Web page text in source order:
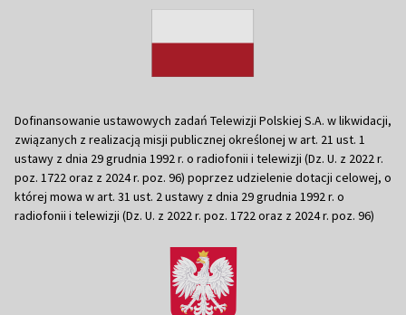
Dofinansowanie ustawowych zadań Telewizji Polskiej S.A. w likwidacji,
związanych z realizacją misji publicznej określonej w art. 21 ust. 1
ustawy z dnia 29 grudnia 1992 r. o radiofonii i telewizji (Dz. U. z 2022 r.
poz. 1722 oraz z 2024 r. poz. 96) poprzez udzielenie dotacji celowej, o
której mowa w art. 31 ust. 2 ustawy z dnia 29 grudnia 1992 r. o
radiofonii i telewizji (Dz. U. z 2022 r. poz. 1722 oraz z 2024 r. poz. 96)